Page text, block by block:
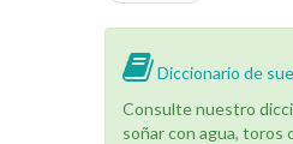
Diccionario de
Consulte nuestro
soñar con agua, toros